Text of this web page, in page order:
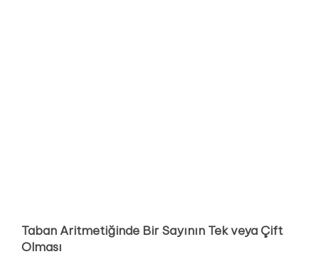
Taban Aritmetiğinde Bir Sayının Tek veya Çift
Olması